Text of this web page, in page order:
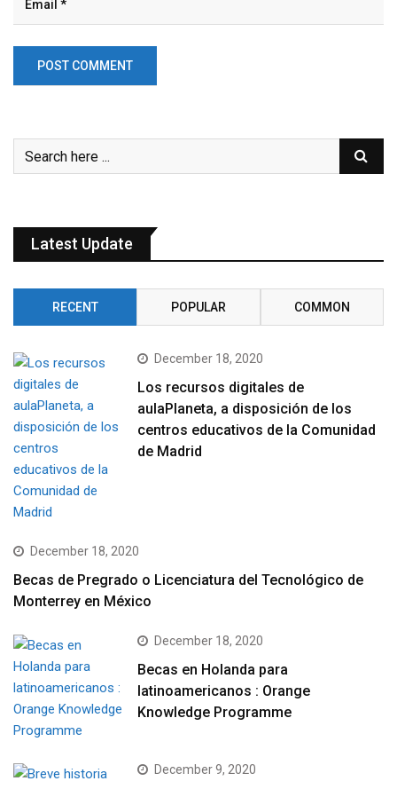
Latest Update
RECENT POPULAR COMMON
December 18, 2020
Los recursos digitales de
aulaPlaneta, a disposición de los
centros educativos de la Comunidad
de Madrid
December 18, 2020
Becas de Pregrado o Licenciatura del Tecnológico de
Monterrey en México
December 18, 2020
Becas en Holanda para
latinoamericanos : Orange
Knowledge Programme
December 9, 2020